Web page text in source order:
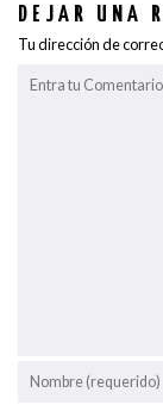
DEJAR UNA
Tu dirección de